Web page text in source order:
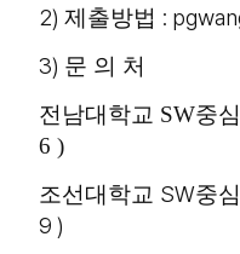
2)제출방법 :
3) 문 의 처
전남대학교 SW중
6 )
조선대학교 SW중
9 )